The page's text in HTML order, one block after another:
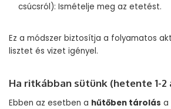
csúcsról): Ismételje meg az etetést.
Ez a módszer biztosítja a folyamatos
lisztet és vizet igényel.
Ha ritkábban sütünk (hetente 1-
Ebben az esetben a hűtőben tárolás a